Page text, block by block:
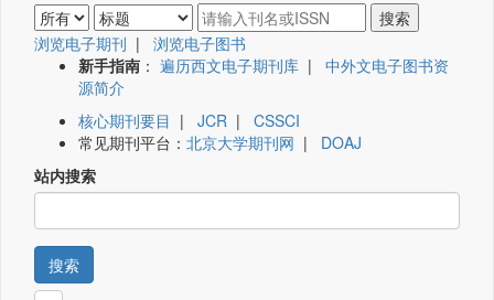
浏览电子期刊 | 浏览电子图书
新手指南 ： 遍历西文电子期刊库 | 中外文电子图书资
源简介
核心期刊要目 | JCR | CSSCI
常见期刊平台： 北京大学期刊网 | DOAJ
站内搜索
搜索